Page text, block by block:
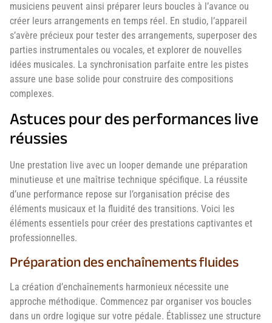
musiciens peuvent ainsi préparer leurs boucles à l’avance ou
créer leurs arrangements en temps réel. En studio, l’appareil
s’avère précieux pour tester des arrangements, superposer des
parties instrumentales ou vocales, et explorer de nouvelles
idées musicales. La synchronisation parfaite entre les pistes
assure une base solide pour construire des compositions
complexes.
Astuces pour des performances live
réussies
Une prestation live avec un looper demande une préparation
minutieuse et une maîtrise technique spécifique. La réussite
d’une performance repose sur l’organisation précise des
éléments musicaux et la fluidité des transitions. Voici les
éléments essentiels pour créer des prestations captivantes et
professionnelles.
Préparation des enchaînements fluides
La création d’enchaînements harmonieux nécessite une
approche méthodique. Commencez par organiser vos boucles
dans un ordre logique sur votre pédale. Établissez une structure